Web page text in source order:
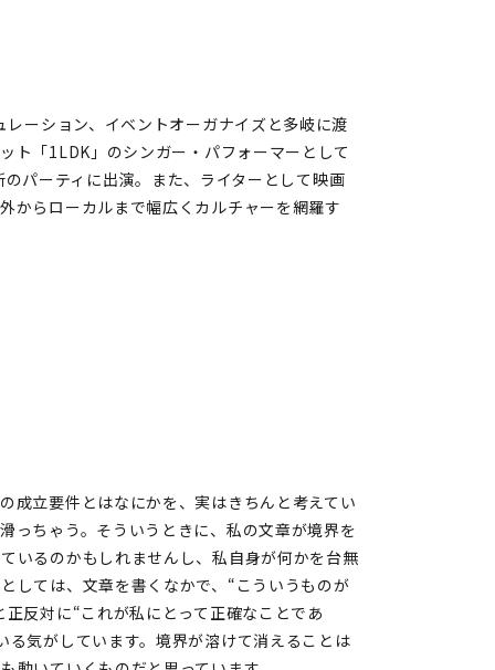
ーション、イベントオーガナイズと多岐に渡
ト「1LDK」のシンガー・パフォーマーとして
パーティに出演。また、ライターとして映画
からローカルまで幅広くカルチャーを網羅す
成立要件とはなにかを、実はきちんと考えてい
っちゃう。そういうときに、私の文章が境界を
いるのかもしれませんし、私自身が何かを台無
しては、文章を書くなかで、“こういうものが
反対に“これが私にとって正確なことであ
気がしています。境界が溶けて消えることは